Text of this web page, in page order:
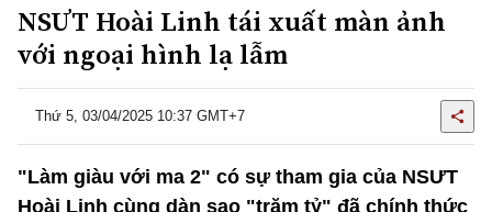
NSƯT Hoài Linh tái xuất màn ảnh
với ngoại hình lạ lẫm
Thứ 5, 03/04/2025 10:37 GMT+7
"Làm giàu với ma 2" có sự tham gia của NSƯT
Hoài Linh cùng dàn sao "trăm tỷ" đã chính thức